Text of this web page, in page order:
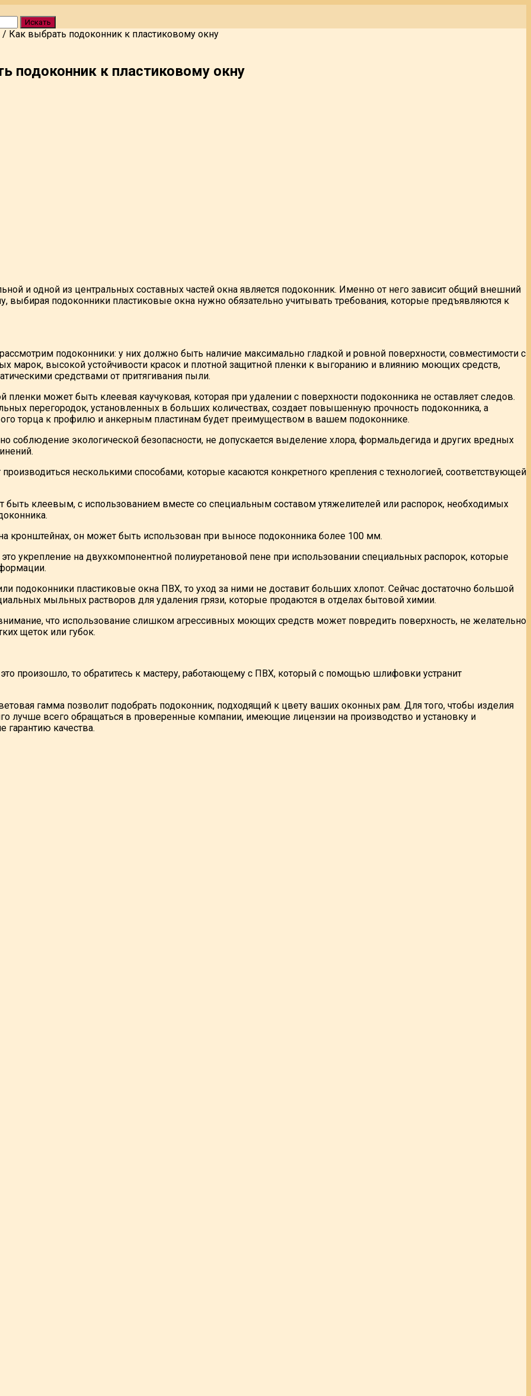
Искать
/ Как выбрать подоконник к пластиковому окну
подоконник к пластиковому окну
и одной из центральных составных частей окна является подоконник. Именно от него зависит общий внешний
выбирая подоконники пластиковые окна нужно обязательно учитывать требования, которые предъявляются к
подоконники: у них должно быть наличие максимально гладкой и ровной поверхности, совместимости с
марок, высокой устойчивости красок и плотной защитной пленки к выгоранию и влиянию моющих средств,
средствами от притягивания пыли.
пленки может быть клеевая каучуковая, которая при удалении с поверхности подоконника не оставляет следов.
перегородок, установленных в больших количествах, создает повышенную прочность подоконника, а
торца к профилю и анкерным пластинам будет преимуществом в вашем подоконнике.
соблюдение экологической безопасности, не допускается выделение хлора, формальдегида и других вредных
несколькими способами, которые касаются конкретного крепления с технологией, соответствующей
быть клеевым, с использованием вместе со специальным составом утяжелителей или распорок, необходимых
кронштейнах, он может быть использован при выносе подоконника более 100 мм.
это укрепление на двухкомпонентной полиуретановой пене при использовании специальных распорок, которые
подоконники пластиковые окна ПВХ, то уход за ними не доставит больших хлопот. Сейчас достаточно большой
мыльных растворов для удаления грязи, которые продаются в отделах бытовой химии.
что использование слишком агрессивных моющих средств может повредить поверхность, не желательно
щеток или губок.
произошло, то обратитесь к мастеру, работающему с ПВХ, который с помощью шлифовки устранит
гамма позволит подобрать подоконник, подходящий к цвету ваших оконных рам. Для того, чтобы изделия
лучше всего обращаться в проверенные компании, имеющие лицензии на производство и установку и
гарантию качества.